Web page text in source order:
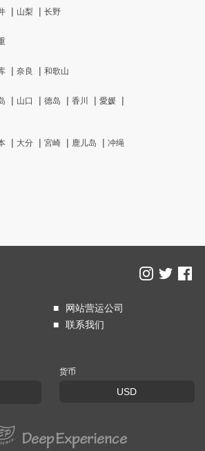
山梨
长野
奈良
和歌山
山口 德岛 香川
愛媛
大分 宮崎 鹿儿岛 冲绳
网站营运公司
联系我们
货币
USD